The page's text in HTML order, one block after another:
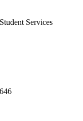
Services